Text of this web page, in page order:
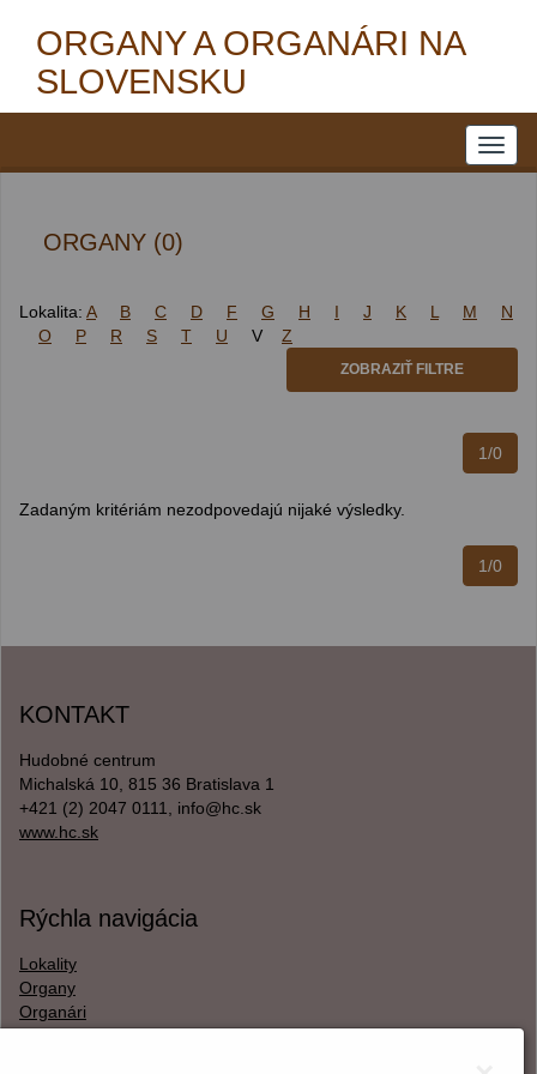
ORGANY A ORGANÁRI NA
SLOVENSKU
ORGANY (0)
Lokalita: A B C D F G H I J K L M
N
O
P R S T U V Z
ZOBRAZIŤ FILTRE
1/0
Zadaným kritériám nezodpovedajú nijaké výsledky.
1/0
KONTAKT
Hudobné centrum
Michalská 10, 815 36 Bratislava 1
+421 (2) 2047 0111, info@hc.sk
www.hc.sk
Rýchla navigácia
Lokality
Organy
Organári